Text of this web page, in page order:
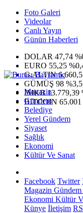
Foto Galeri
Videolar
Canlı Yayın
Günün Haberleri
DOLAR 47,74
EURO 55,25
G.ALTIN
GÜMÜŞ 98
IMKB13.779,39
BITCOIN 65.001
Magazin
Gündem
Belediye
Yerel Gündem
Siyaset
Sağlık
Ekonomi
Kültür Ve Sanat
Facebook Twitter
Magazin Gündem
Ekonomi Kültür
Künye İletişim